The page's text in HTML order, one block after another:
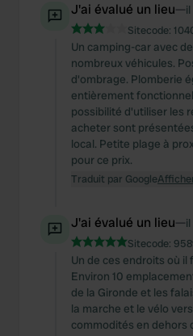
J'ai évalué un lieu—
Sitecode:
Un camping-car avec
nombreux véhicules.
d'ombrage. Plomberie
entièrement
possibilité d'utiliser les
acheter sont
local. Petite plage à
pour ce prix.
Traduit par Google
J'ai évalué un lieu—
Sitecode:
Un de ces endroits où
Environ 10
de la Gironde et les
la marche et le vélo
commodités en dehors